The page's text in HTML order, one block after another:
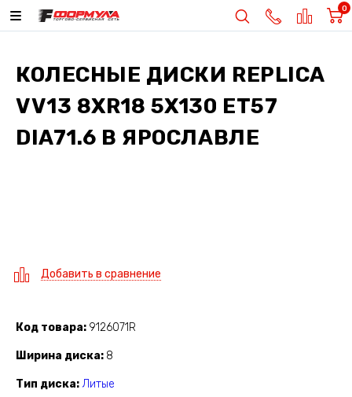
0
КОЛЕСНЫЕ ДИСКИ REPLICA
VV13 8XR18 5X130 ET57
DIA71.6 В ЯРОСЛАВЛЕ
Добавить в сравнение
Код товара 9126071R
Ширина диска 8
Тип диска Литые